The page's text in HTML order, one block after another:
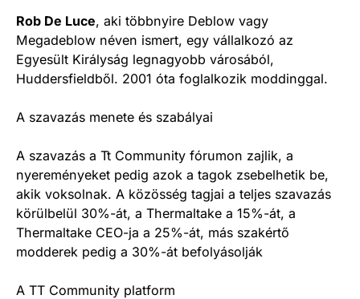
Rob De Luce, aki többnyire Deblow vagy
Megadeblow néven ismert, egy vállalkozó az
Egyesült Királyság legnagyobb városából,
Huddersfieldből. 2001 óta foglalkozik moddinggal.
A szavazás menete és szabályai
A szavazás a Tt Community fórumon zajlik, a
nyereményeket pedig azok a tagok zsebelhetik be,
akik voksolnak. A közösség tagjai a teljes szavazás
körülbelül 30%-át, a Thermaltake a 15%-át, a
Thermaltake CEO-ja a 25%-át, más szakértő
modderek pedig a 30%-át befolyásolják
A TT Community platform